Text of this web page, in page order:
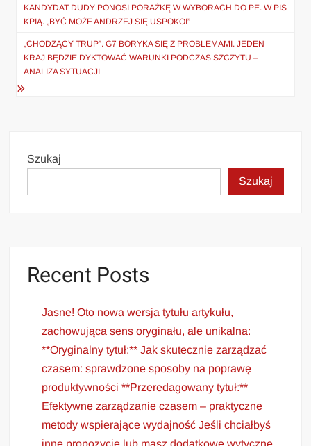
wpisu
KANDYDAT DUDY PONOSI PORAŻKĘ W WYBORACH DO PE. W PIS
KPIĄ. „BYĆ MOŻE ANDRZEJ SIĘ USPOKOI”
„CHODZĄCY TRUP”. G7 BORYKA SIĘ Z PROBLEMAMI. JEDEN
KRAJ BĘDZIE DYKTOWAĆ WARUNKI PODCZAS SZCZYTU –
ANALIZA SYTUACJI
Szukaj
Szukaj
Recent Posts
Jasne! Oto nowa wersja tytułu artykułu,
zachowująca sens oryginału, ale unikalna:
**Oryginalny tytuł:** Jak skutecznie zarządzać
czasem: sprawdzone sposoby na poprawę
produktywności **Przeredagowany tytuł:**
Efektywne zarządzanie czasem – praktyczne
metody wspierające wydajność Jeśli chciałbyś